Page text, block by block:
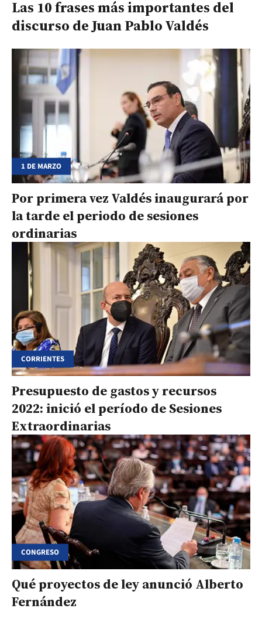
Las 10 frases más importantes del
discurso de Juan Pablo Valdés
1 DE MARZO
Por primera vez Valdés inaugurará por
la tarde el periodo de sesiones
ordinarias
CORRIENTES
Presupuesto de gastos y recursos
2022: inició el período de Sesiones
Extraordinarias
CONGRESO
Qué proyectos de ley anunció Alberto
Fernández